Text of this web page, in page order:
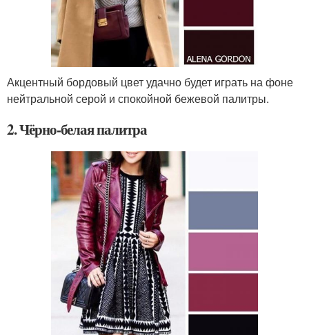
Акцентный бордовый цвет удачно будет играть на фоне
нейтральной серой и спокойной бежевой палитры.
2. Чёрно-белая палитра